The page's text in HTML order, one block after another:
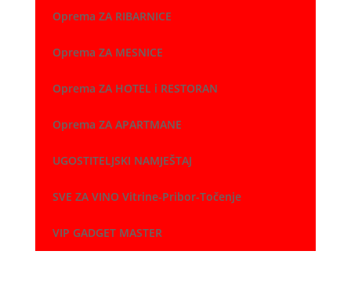
Oprema ZA RIBARNICE
Oprema ZA MESNICE
Oprema ZA HOTEL i RESTORAN
Oprema ZA APARTMANE
UGOSTITELJSKI NAMJEŠTAJ
SVE ZA VINO Vitrine-Pribor-Točenje
VIP GADGET MASTER